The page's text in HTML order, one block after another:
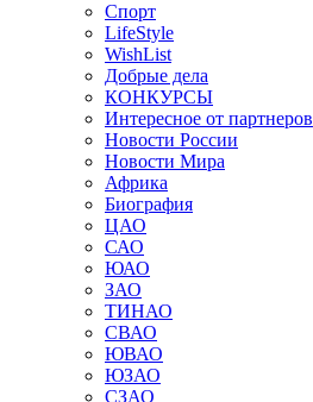
Спорт
LifeStyle
WishList
Добрые дела
КОНКУРСЫ
Интересное от партнеров
Новости России
Новости Мира
Африка
Биография
ЦАО
САО
ЮАО
ЗАО
ТИНАО
СВАО
ЮВАО
ЮЗАО
СЗАО